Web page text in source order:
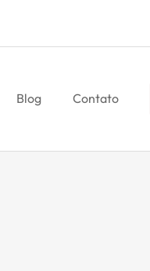
Blog Contato